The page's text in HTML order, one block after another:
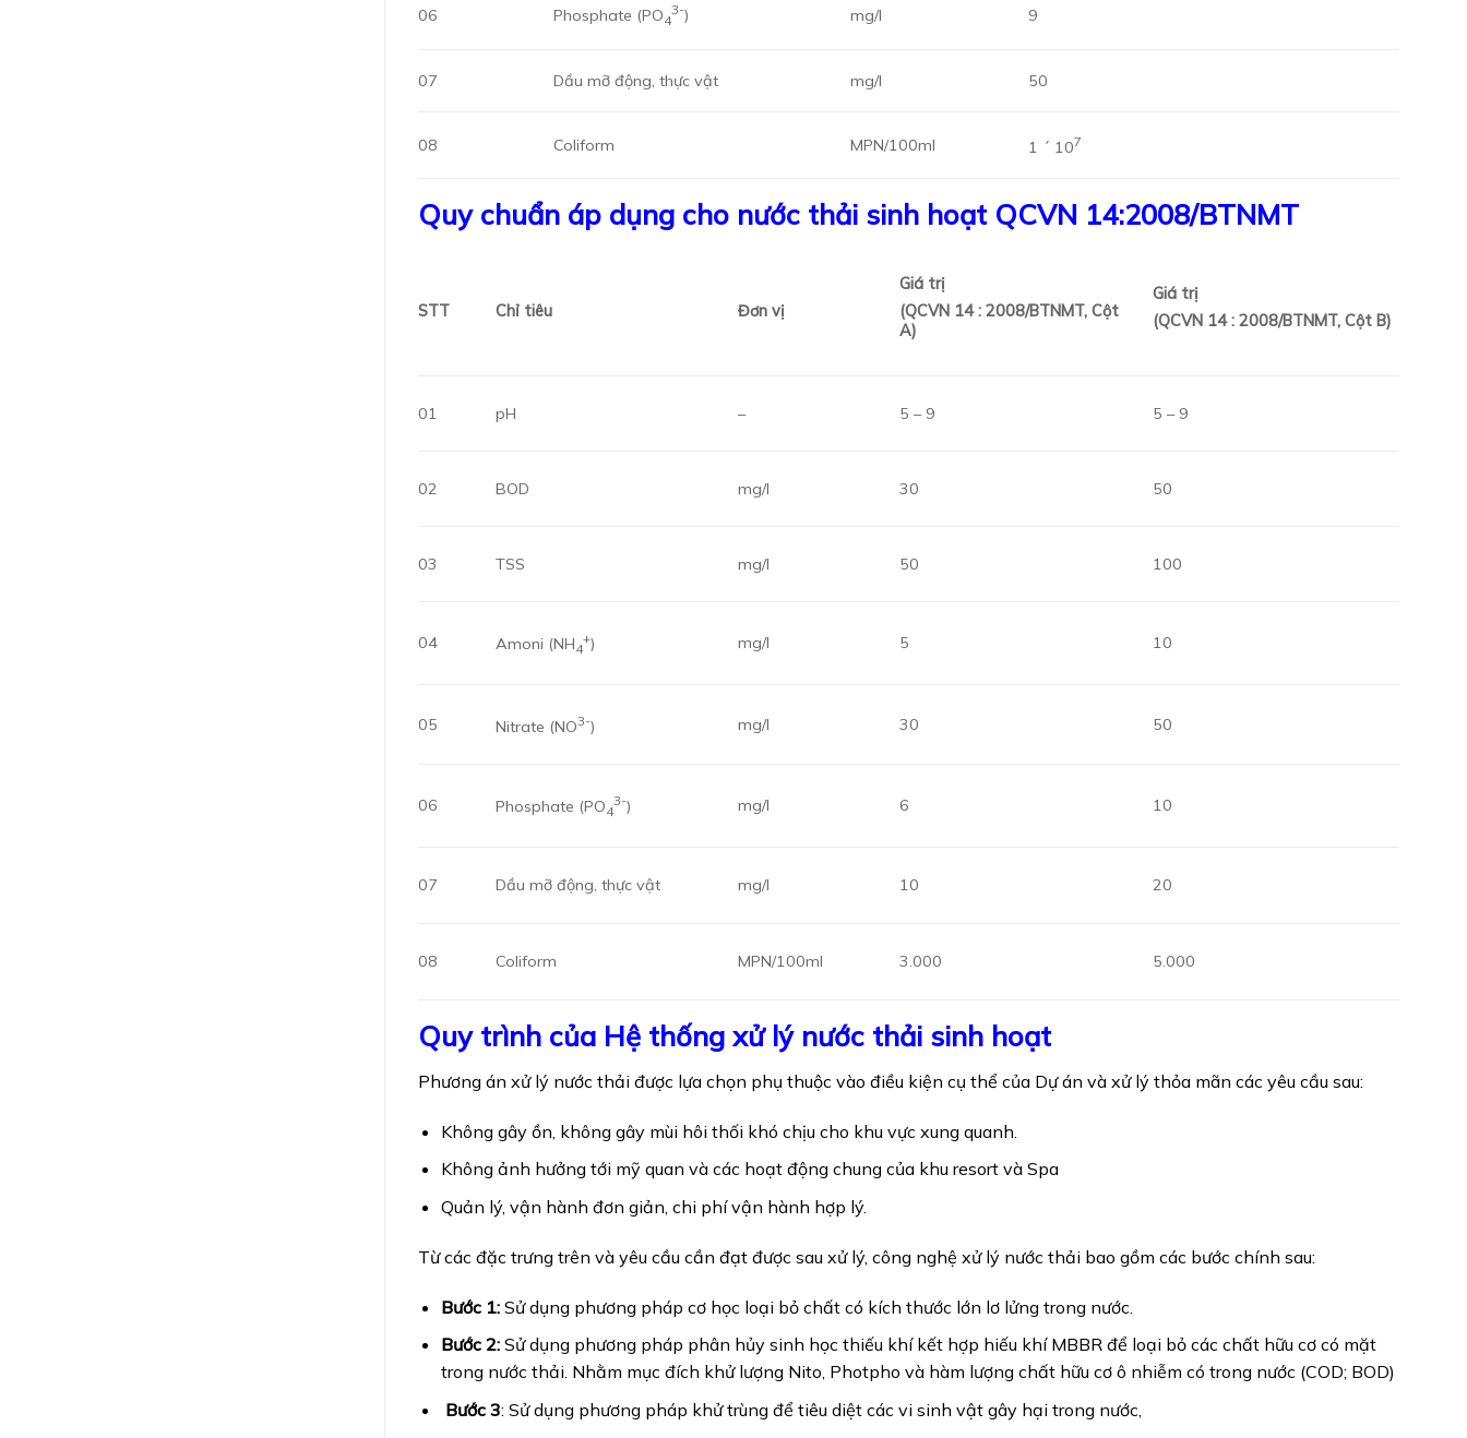
06 Phosphate (PO4
3-) mg/l 9
07 Dầu mỡ động, thực vật mg/l 50
08 Coliform MPN/100ml 1 ´ 107
Quy chuẩn áp dụng cho nước thải sinh hoạt QCVN 14:2008/BTNMT
STT Chỉ tiêu Đơn vị
Giá trị
(QCVN 14 : 2008/BTNMT, Cột
A)
Giá trị
(QCVN 14 : 2008/BTNMT, Cột B)
01 pH – 5 – 9 5 – 9
02 BOD mg/l 30 50
03 TSS mg/l 50 100
04 Amoni (NH4
+) mg/l 5 10
05 Nitrate (NO3-) mg/l 30 50
06 Phosphate (PO4
3-) mg/l 6 10
07 Dầu mỡ động, thực vật mg/l 10 20
08 Coliform MPN/100ml 3.000 5.000
Quy trình của Hệ thống xử lý nước thải sinh hoạt
Phương án xử lý nước thải được lựa chọn phụ thuộc vào điều kiện cụ thể của Dự án và xử lý thỏa mãn các yêu cầu sau:
Không gây ồn, không gây mùi hôi thối khó chịu cho khu vực xung quanh.
Không ảnh hưởng tới mỹ quan và các hoạt động chung của khu resort và Spa
Quản lý, vận hành đơn giản, chi phí vận hành hợp lý.
Từ các đặc trưng trên và yêu cầu cần đạt được sau xử lý, công nghệ xử lý nước thải bao gồm các bước chính sau:
Bước 1:Sử dụng phương pháp cơ học loại bỏ chất có kích thước lớn lơ lửng trong nước.
Bước 2:Sử dụng phương pháp phân hủy sinh học thiếu khí kết hợp hiếu khí MBBR để loại bỏ các chất hữu cơ có mặt
trong nước thải. Nhằm mục đích khử lượng Nito, Photpho và hàm lượng chất hữu cơ ô nhiễm có trong nước (COD; BOD)
Bước 3: Sử dụng phương pháp khử trùng để tiêu diệt các vi sinh vật gây hại trong nước,